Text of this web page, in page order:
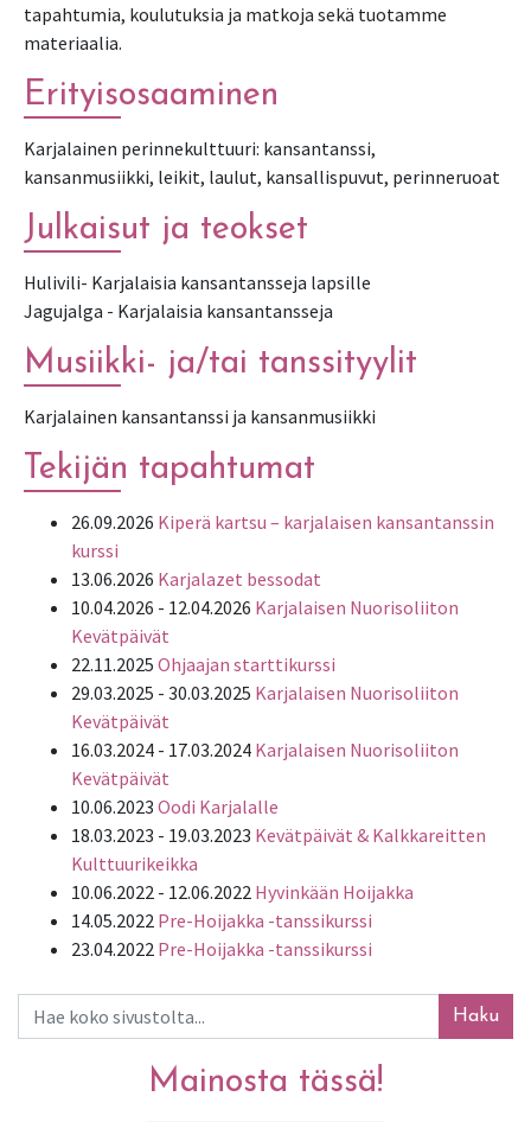
tapahtumia, koulutuksia ja matkoja sekä tuotamme
materiaalia.
Erityisosaaminen
Karjalainen perinnekulttuuri: kansantanssi,
kansanmusiikki, leikit, laulut, kansallispuvut, perinneruoat
Julkaisut ja teokset
Hulivili- Karjalaisia kansantansseja lapsille
Jagujalga - Karjalaisia kansantansseja
Musiikki- ja/tai tanssityylit
Karjalainen kansantanssi ja kansanmusiikki
Tekijän tapahtumat
26.09.2026 Kiperä kartsu – karjalaisen kansantanssin
kurssi
13.06.2026 Karjalazet bessodat
10.04.2026 - 12.04.2026 Karjalaisen Nuorisoliiton
Kevätpäivät
22.11.2025 Ohjaajan starttikurssi
29.03.2025 - 30.03.2025 Karjalaisen Nuorisoliiton
Kevätpäivät
16.03.2024 - 17.03.2024 Karjalaisen Nuorisoliiton
Kevätpäivät
10.06.2023 Oodi Karjalalle
18.03.2023 - 19.03.2023 Kevätpäivät & Kalkkareitten
Kulttuurikeikka
10.06.2022 - 12.06.2022 Hyvinkään Hoijakka
14.05.2022 Pre-Hoijakka -tanssikurssi
23.04.2022 Pre-Hoijakka -tanssikurssi
Haku
Mainosta tässä!